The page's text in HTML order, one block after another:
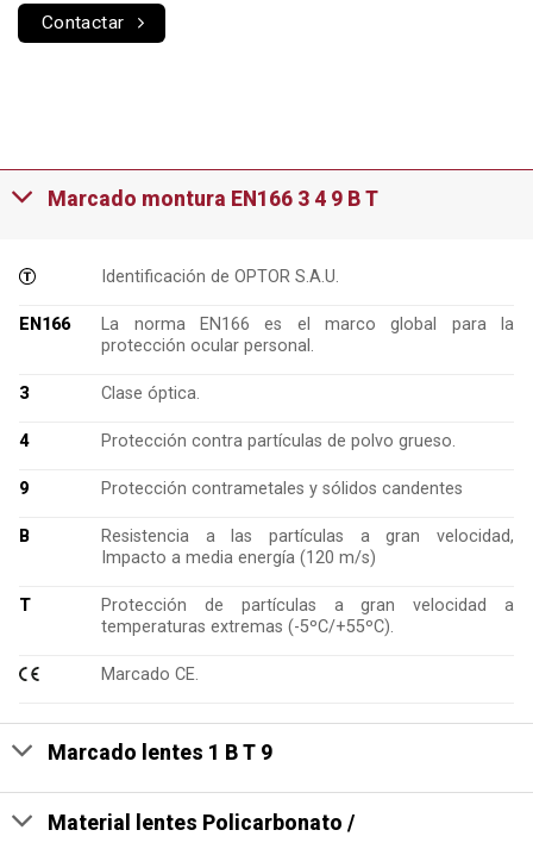
Contactar
Marcado montura EN166 3 4 9 B T
Identificación de OPTOR S.A.U.
EN166
La norma EN166 es el marco global para la
protección ocular personal.
3 Clase óptica.
4 Protección contra partículas de polvo grueso.
9 Protección contrametales y sólidos candentes
B
Resistencia a las partículas a gran velocidad,
Impacto a media energía (120 m/s)
T
Protección de partículas a gran velocidad a
temperaturas extremas (-5ºC/+55ºC).
Marcado CE.
Marcado lentes 1 B T 9
Material lentes Policarbonato /